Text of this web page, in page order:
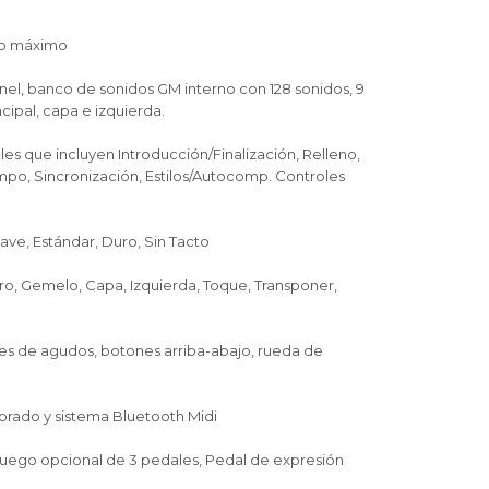
máximo
banco de sonidos GM interno con 128 sonidos, 9
capa e izquierda.
que incluyen Introducción/Finalización, Relleno,
Sincronización, Estilos/Autocomp. Controles
Estándar, Duro, Sin Tacto
Gemelo, Capa, Izquierda, Toque, Transponer,
de agudos, botones arriba-abajo, rueda de
y sistema Bluetooth Midi
opcional de 3 pedales, Pedal de expresión